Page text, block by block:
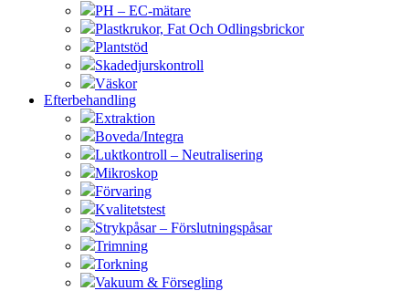
PH – EC-mätare
Plastkrukor, Fat Och Odlingsbrickor
Plantstöd
Skadedjurskontroll
Väskor
Efterbehandling
Extraktion
Boveda/Integra
Luktkontroll – Neutralisering
Mikroskop
Förvaring
Kvalitetstest
Strykpåsar – Förslutningspåsar
Trimning
Torkning
Vakuum & Försegling